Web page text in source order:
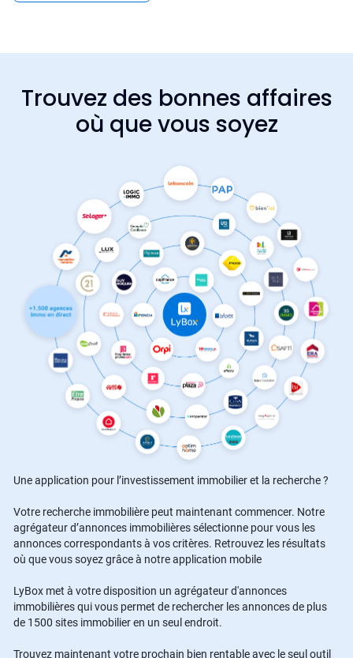
Trouvez des bonnes affaires
où que vous soyez
Une application pour l’investissement immobilier et la recherche ?
Votre recherche immobilière peut maintenant commencer. Notre
agrégateur d’annonces immobilières sélectionne pour vous les
annonces correspondants à vos critères. Retrouvez les résultats
où que vous soyez grâce à notre application mobile
LyBox met à votre disposition un agrégateur d'annonces
immobilières qui vous permet de rechercher les annonces de plus
de 1500 sites immobilier en un seul endroit.
Trouvez maintenant votre prochain bien rentable avec le seul outil